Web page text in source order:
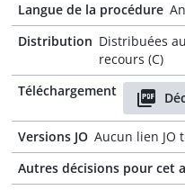
Langue de la procédure
Distribution Distribuées
recours (C)
Téléchargement
Versions JO Aucun lien JO
Autres décisions pour cet